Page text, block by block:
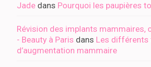
Jade dans Pourquoi les paupières
Révision des implants mammaires,
- Beauty à Paris dans Les différents
d’augmentation mammaire